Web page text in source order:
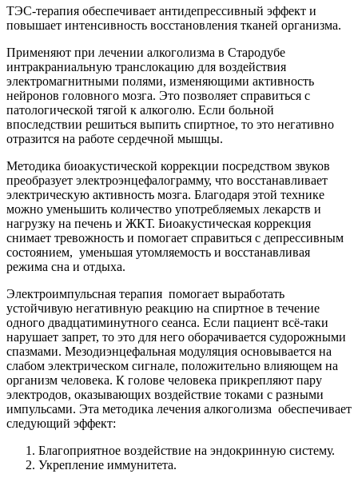
ТЭС-терапия обеспечивает антидепрессивный эффект и
повышает интенсивность восстановления тканей организма.
Применяют при лечении алкоголизма в Стародубе
интракраниальную транслокацию для воздействия
электромагнитными полями, изменяющими активность
нейронов головного мозга. Это позволяет справиться с
патологической тягой к алкоголю. Если больной
впоследствии решиться выпить спиртное, то это негативно
отразится на работе сердечной мышцы.
Методика биоакустической коррекции посредством звуков
преобразует электроэнцефалограмму, что восстанавливает
электрическую активность мозга. Благодаря этой технике
можно уменьшить количество употребляемых лекарств и
нагрузку на печень и ЖКТ. Биоакустическая коррекция
снимает тревожность и помогает справиться с депрессивным
состоянием, уменьшая утомляемость и восстанавливая
режима сна и отдыха.
Электроимпульсная терапия помогает выработать
устойчивую негативную реакцию на спиртное в течение
одного двадцатиминутного сеанса. Если пациент всё-таки
нарушает запрет, то это для него оборачивается судорожными
спазмами. Мезодиэнцефальная модуляция основывается на
слабом электрическом сигнале, положительно влияющем на
организм человека. К голове человека прикрепляют пару
электродов, оказывающих воздействие токами с разными
импульсами. Эта методика лечения алкоголизма обеспечивает
следующий эффект:
Благоприятное воздействие на эндокринную систему.
Укрепление иммунитета.